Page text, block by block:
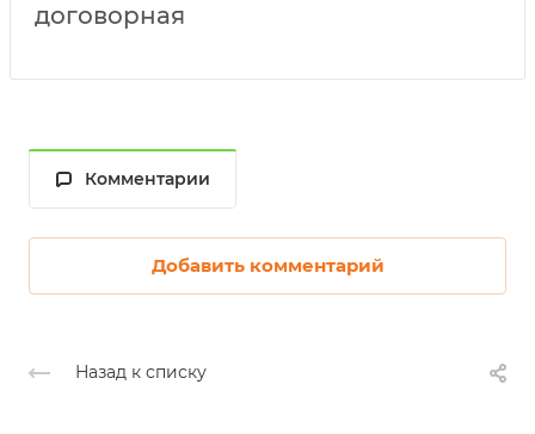
договорная
Комментарии
Добавить комментарий
Назад к списку